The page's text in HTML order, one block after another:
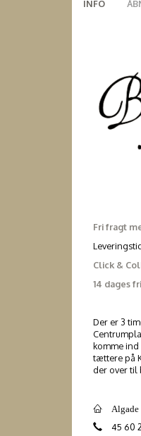
INFO
Fri fragt
Click &
14 dages
Der er 3
komme ind
tættere på
der over til
45 60